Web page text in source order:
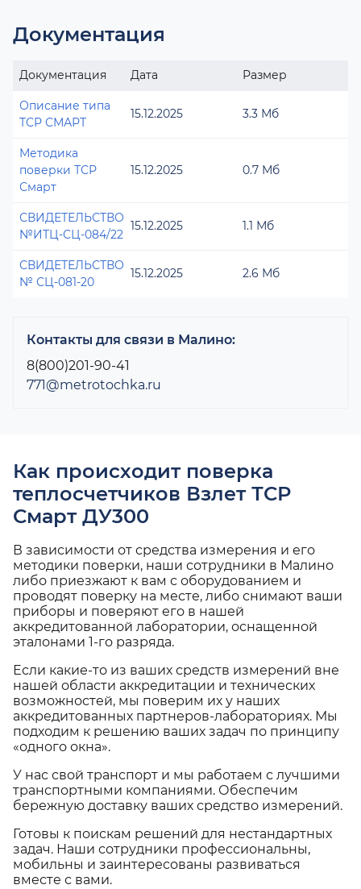
Документация
Документация Дата Размер
Описание типа
ТСР СМАРТ
15.12.2025 3.3 Мб
Методика
поверки ТСР
Смарт
15.12.2025 0.7 Мб
СВИДЕТЕЛЬСТВО
№ИТЦ-СЦ-084/22
15.12.2025 1.1 Мб
СВИДЕТЕЛЬСТВО
№ СЦ-081-20
15.12.2025 2.6 Мб
Контакты для связи в Малино:
8(800)201-90-41
771@metrotochka.ru
Как происходит поверка
теплосчетчиков Взлет ТСР
Смарт ДУ300
В зависимости от средства измерения и его
методики поверки, наши сотрудники в Малино
либо приезжают к вам с оборудованием и
проводят поверку на месте, либо снимают ваши
приборы и поверяют его в нашей
аккредитованной лаборатории, оснащенной
эталонами 1-го разряда.
Если какие-то из ваших средств измерений вне
нашей области аккредитации и технических
возможностей, мы поверим их у наших
аккредитованных партнеров-лабораториях. Мы
подходим к решению ваших задач по принципу
«одного окна».
У нас свой транспорт и мы работаем с лучшими
транспортными компаниями. Обеспечим
бережную доставку ваших средство измерений.
Готовы к поискам решений для нестандартных
задач. Наши сотрудники профессиональны,
мобильны и заинтересованы развиваться
вместе с вами.